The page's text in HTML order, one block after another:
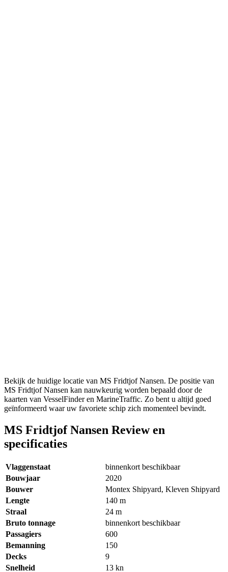
Bekijk de huidige locatie van MS Fridtjof Nansen. De positie van
MS Fridtjof Nansen kan nauwkeurig worden bepaald door de
kaarten van VesselFinder en MarineTraffic. Zo bent u altijd goed
geïnformeerd waar uw favoriete schip zich momenteel bevindt.
MS Fridtjof Nansen Review en
specificaties
Vlaggenstaat
binnenkort beschikbaar
Bouwjaar
2020
Bouwer
Montex Shipyard, Kleven Shipyard
Lengte
140 m
Straal
24 m
Bruto tonnage
binnenkort beschikbaar
Passagiers
600
Bemanning
150
Decks
9
Snelheid
13 kn